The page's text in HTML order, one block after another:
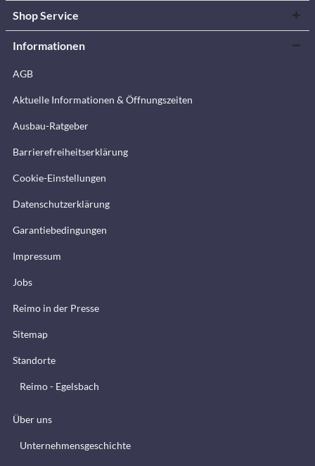
Shop Service
Informationen
AGB
Aktuelle Informationen & Öffnungszeiten
Ausbau-Ratgeber
Barrierefreiheitserklärung
Cookie-Einstellungen
Datenschutzerklärung
Garantiebedingungen
Impressum
Jobs
Reimo in der Presse
Sitemap
Standorte
Reimo - Egelsbach
Über uns
Unternehmensgeschichte